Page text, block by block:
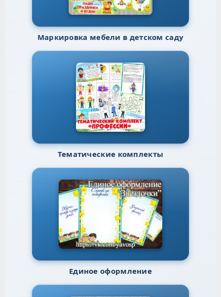
Маркировка мебели в детском саду
Тематические комплекты
Единое оформление